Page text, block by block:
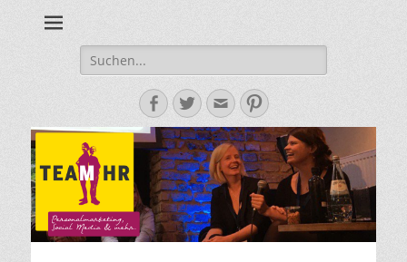
Blog
Suche
nach:
Facebook
Twitter
E-
Mail-
Adresse
Pinterest